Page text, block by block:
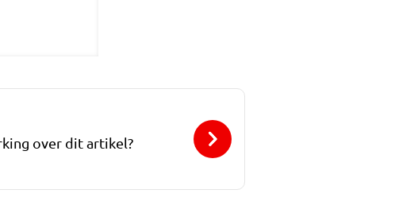
over dit artikel?